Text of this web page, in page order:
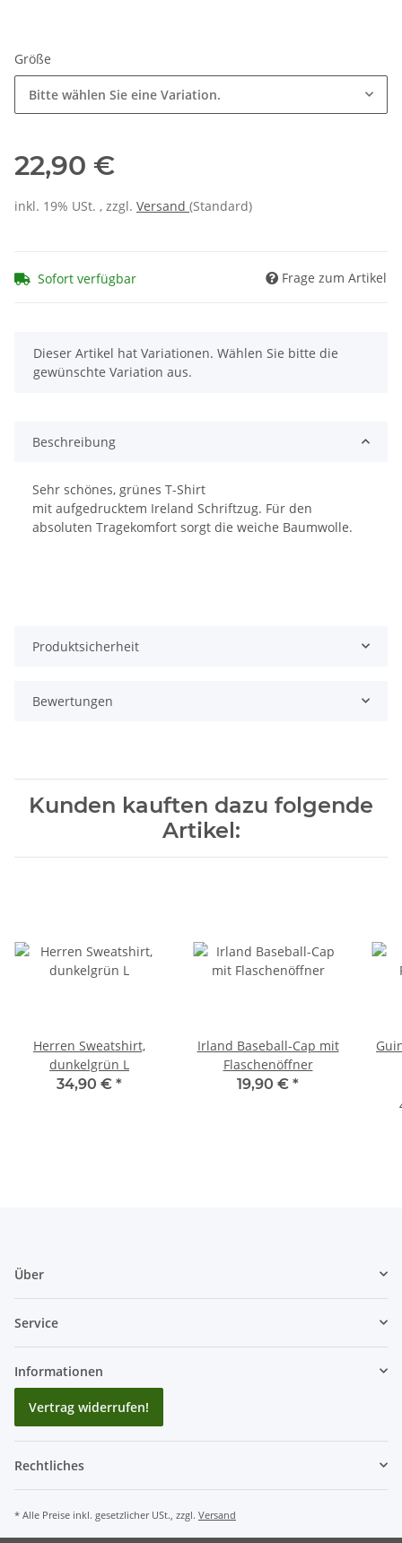
Größe
Bitte wählen Sie eine Variation.
22,90 €
inkl. 19% USt. , zzgl. Versand (Standard)
Sofort verfügbar Frage zum Artikel
x
Dieser Artikel hat Variationen. Wählen Sie bitte die
gewünschte Variation aus.
Beschreibung
Sehr schönes, grünes T-Shirt
mit aufgedrucktem Ireland Schriftzug. Für den
absoluten Tragekomfort sorgt die weiche Baumwolle.
Produktsicherheit
Bewertungen
Kunden kauften dazu folgende
Artikel:
Herren Sweatshirt,
dunkelgrün L
34,90 € *
Irland Baseball-Cap mit
Flaschenöffner
19,90 € *
Über
Service
Informationen
Vertrag widerrufen!
Rechtliches
* Alle Preise inkl. gesetzlicher USt., zzgl. Versand